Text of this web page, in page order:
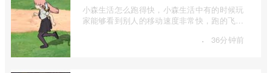
小森生活怎么跑得快，小森生活中有的时候玩
家能够看到别人的移动速度非常快，跑的飞
· 36分钟前